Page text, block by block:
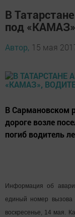
В
под
Автор, 15 мая
В Сармановском
дороге возле
погиб водитель
Информация об
единый номер вызова
воскресенье, 14 мая.